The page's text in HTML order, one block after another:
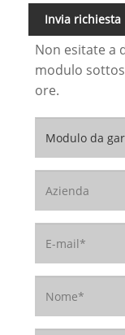
Invia richiesta
Non esitate a
modulo
ore.